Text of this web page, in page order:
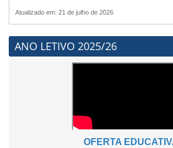
Atualizado em: 21 de julho de 2026
ANO LETIVO 2025/26
OFERTA